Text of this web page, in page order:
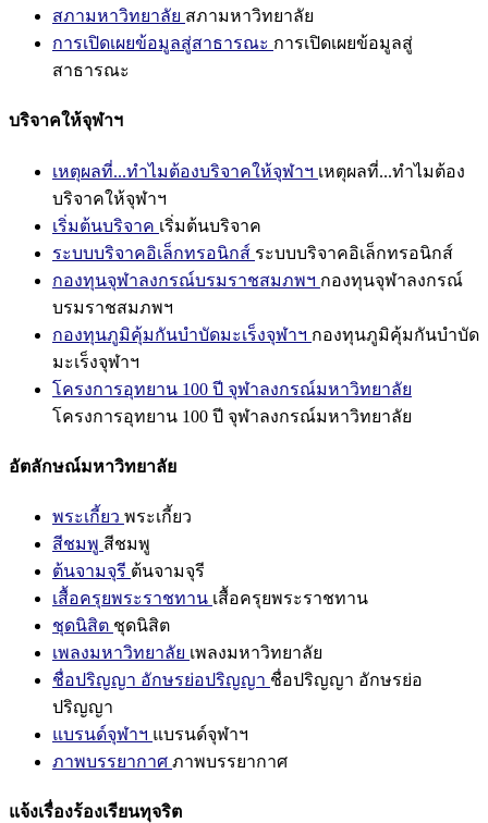
สภามหาวิทยาลัย สภามหาวิทยาลัย
การเปิดเผยข้อมูลสู่สาธารณะ การเปิดเผยข้อมูลสู่
สาธารณะ
บริจาคให้จุฬาฯ
เหตุผลที่...ทำไมต้องบริจาคให้จุฬาฯ เหตุผลที่...ทำไมต้อง
บริจาคให้จุฬาฯ
เริ่มต้นบริจาค เริ่มต้นบริจาค
ระบบบริจาคอิเล็กทรอนิกส์ ระบบบริจาคอิเล็กทรอนิกส์
กองทุนจุฬาลงกรณ์บรมราชสมภพฯ กองทุนจุฬาลงกรณ์
บรมราชสมภพฯ
กองทุนภูมิคุ้มกันบำบัดมะเร็งจุฬาฯ กองทุนภูมิคุ้มกันบำบัด
มะเร็งจุฬาฯ
โครงการอุทยาน 100 ปี จุฬาลงกรณ์มหาวิทยาลัย
โครงการอุทยาน 100 ปี จุฬาลงกรณ์มหาวิทยาลัย
อัตลักษณ์มหาวิทยาลัย
พระเกี้ยว พระเกี้ยว
สีชมพู สีชมพู
ต้นจามจุรี ต้นจามจุรี
เสื้อครุยพระราชทาน เสื้อครุยพระราชทาน
ชุดนิสิต ชุดนิสิต
เพลงมหาวิทยาลัย เพลงมหาวิทยาลัย
ชื่อปริญญา อักษรย่อปริญญา ชื่อปริญญา อักษรย่อ
ปริญญา
แบรนด์จุฬาฯ แบรนด์จุฬาฯ
ภาพบรรยากาศ ภาพบรรยากาศ
แจ้งเรื่องร้องเรียนทุจริต